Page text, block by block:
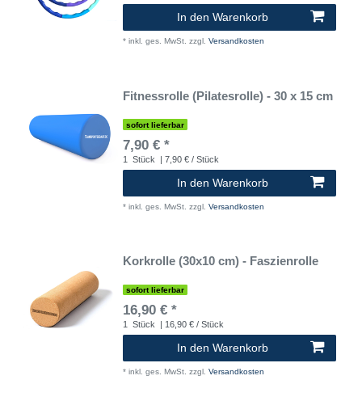
In den Warenkorb
* inkl. ges. MwSt. zzgl. Versandkosten
Fitnessrolle (Pilatesrolle) - 30 x 15 cm
sofort lieferbar
7,90 € *
1 Stück | 7,90 € / Stück
In den Warenkorb
* inkl. ges. MwSt. zzgl. Versandkosten
Korkrolle (30x10 cm) - Faszienrolle
sofort lieferbar
16,90 € *
1 Stück | 16,90 € / Stück
In den Warenkorb
* inkl. ges. MwSt. zzgl. Versandkosten